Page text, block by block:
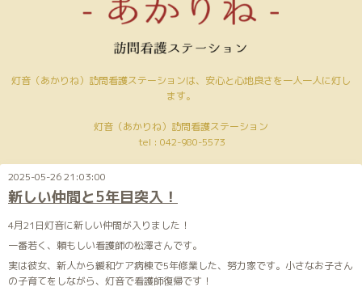
灯音（あかりね）訪問看護ステーションは、安心と心地良さを一人一人に灯し
ます。
灯音（あかりね）訪問看護ステーション
tel : 042-980-5573
2025-05-26 21:03:00
新しい仲間と5年目突入！
4月21日灯音に新しい仲間が入りました！
一番若く、頼もしい看護師の松澤さんです。
実は彼女、新人から緩和ケア病棟で5年修業した、努力家です。小さなお子さん
の子育てをしながら、灯音で看護師復帰です！